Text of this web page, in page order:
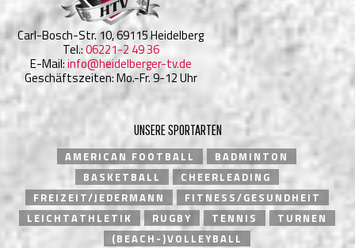
Carl-Bosch-Str. 10, 69115 Heidelberg
Tel.:06221-2 49 36
E-Mail:info@heidelberger-tv.de
Geschäftszeiten: Mo.-Fr. 9-12 Uhr
UNSERE SPORTARTEN
AMERICAN FOOTBALL
BADMINTON
BASKETBALL
CHEERLEADING
FREIZEIT/JEDERMANN
FITNESS/GESUNDHEIT
LEICHTATHLETIK
RUGBY TENNIS
TURNEN
(BEACH-)VOLLEYBALL